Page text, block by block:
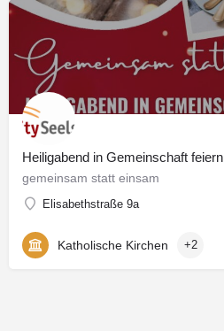
Heiligabend in Gemeinschaft feiern
gemeinsam statt einsam
Elisabethstraße 9a
Katholische Kirchen +2